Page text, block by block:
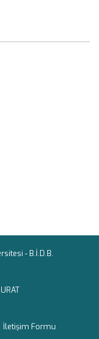
- B.İ.D.B.
İletişim Formu